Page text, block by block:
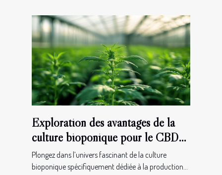
Exploration des avantages de la
culture bioponique pour le CBD
de qualité
Plongez dans l’univers fascinant de la culture
bioponique spécifiquement dédiée à la production...